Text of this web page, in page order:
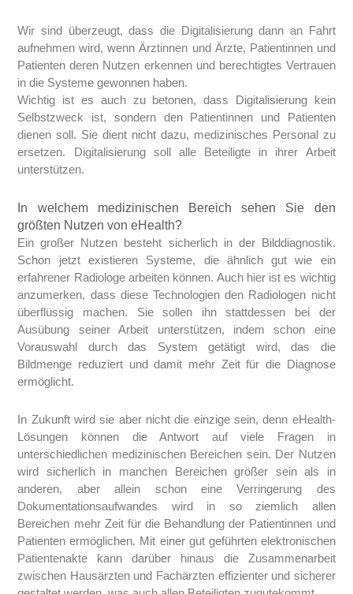
Wir sind überzeugt, dass die Digitalisierung dann an Fahrt
aufnehmen wird, wenn Ärztinnen und Ärzte, Patientinnen und
Patienten deren Nutzen erkennen und berechtigtes Vertrauen
in die Systeme gewonnen haben.
Wichtig ist es auch zu betonen, dass Digitalisierung kein
Selbstzweck ist, sondern den Patientinnen und Patienten
dienen soll. Sie dient nicht dazu, medizinisches Personal zu
ersetzen. Digitalisierung soll alle Beteiligte in ihrer Arbeit
unterstützen.
In welchem medizinischen Bereich sehen Sie den
größten Nutzen von eHealth?
Ein großer Nutzen besteht sicherlich in der Bilddiagnostik.
Schon jetzt existieren Systeme, die ähnlich gut wie ein
erfahrener Radiologe arbeiten können. Auch hier ist es wichtig
anzumerken, dass diese Technologien den Radiologen nicht
überflüssig machen. Sie sollen ihn stattdessen bei der
Ausübung seiner Arbeit unterstützen, indem schon eine
Vorauswahl durch das System getätigt wird, das die
Bildmenge reduziert und damit mehr Zeit für die Diagnose
ermöglicht.
In Zukunft wird sie aber nicht die einzige sein, denn eHealth-
Lösungen können die Antwort auf viele Fragen in
unterschiedlichen medizinischen Bereichen sein. Der Nutzen
wird sicherlich in manchen Bereichen größer sein als in
anderen, aber allein schon eine Verringerung des
Dokumentationsaufwandes wird in so ziemlich allen
Bereichen mehr Zeit für die Behandlung der Patientinnen und
Patienten ermöglichen. Mit einer gut geführten elektronischen
Patientenakte kann darüber hinaus die Zusammenarbeit
zwischen Hausärzten und Fachärzten effizienter und sicherer